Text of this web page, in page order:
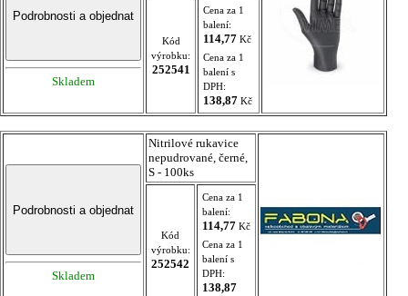
Skladem
Kód
výrobku:
252541
Cena za 1
balení:
114,77 Kč
Cena za 1
balení s
DPH:
138,87 Kč
Skladem
Nitrilové rukavice
nepudrované, černé,
S - 100ks
Kód
výrobku:
252542
Cena za 1
balení:
114,77 Kč
Cena za 1
balení s
DPH:
138,87